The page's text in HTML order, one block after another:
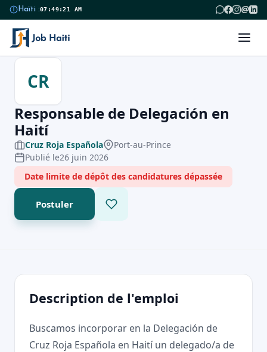
Haïti :07:49:21 AM @
CR
Responsable de Delegación en
Haití
Cruz Roja Española
Port-au-Prince
Publié le26 juin 2026
Date limite de dépôt des candidatures dépassée
Postuler
Description de l'emploi
Buscamos incorporar en la Delegación de
Cruz Roja Española en Haití un delegado/a de